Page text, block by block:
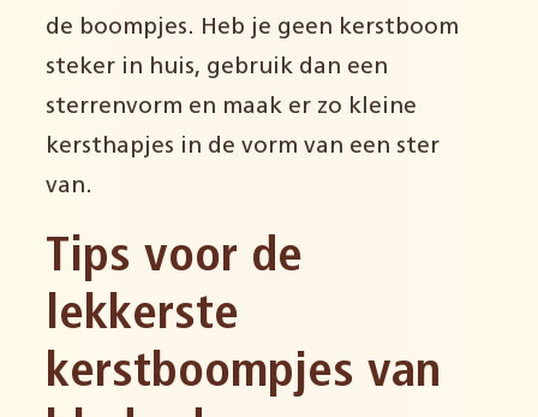
de boompjes. Heb je geen kerstboom
steker in huis, gebruik dan een
sterrenvorm en maak er zo kleine
kersthapjes in de vorm van een ster
van.
Tips voor de
lekkerste
kerstboompjes van